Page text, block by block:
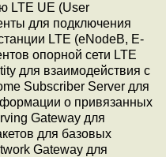
LTE UE (User
для подключения
LTE (eNodeB, E-
опорной сети LTE
для взаимодействия с
Subscriber Server для
о привязанных
Gateway для
для базовых
Gateway для